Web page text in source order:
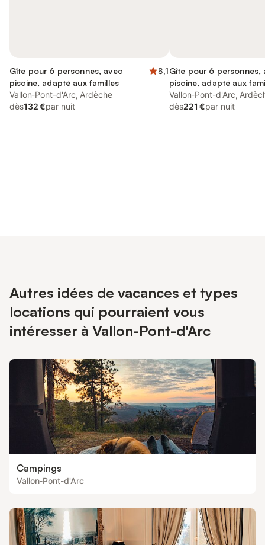
Gîte pour 6 personnes, avec
piscine, adapté aux familles
8,1
Vallon-Pont-d'Arc, Ardèche
dès132 €par nuit
Gîte pour 6 personnes,
piscine, adapté aux
Vallon-Pont-d'Arc,
dès221 €par nuit
Autres idées de vacances et types
locations qui pourraient vous
intéresser à Vallon-Pont-d'Arc
Campings
Vallon-Pont-d'Arc